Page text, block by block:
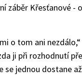
záběr Křesťanové -
o tom ani
ji při rozhodnutí
jednou dostane